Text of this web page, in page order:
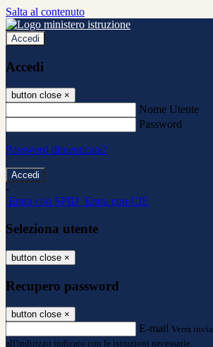
Salta al contenuto
Accedi
Accedi
button close ×
Nome Utente
Password
Password dimenticata?
-
Entra con SPID Entra con CIE
Seleziona utente
button close ×
Recupero password
button close ×
E-mail Verrà
all'indirizzo indicato con le istruzioni necessarie.